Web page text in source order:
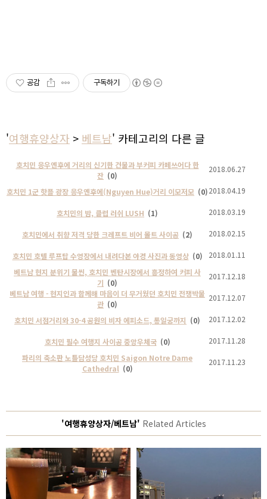
공감 구독하기
'여행휴양상자 > 베트남' 카테고리의 다른 글
호치민 응우옌후에 거리의 신기한 건물과 부커피 카페쓰어다 한
잔 (0)
2018.06.27
호치민 1군 핫플 광장 응우옌후에(Nguyen Hue)거리 이모저모 (0)2018.04.19
호치민의 밤, 클럽 러쉬 LUSH (1) 2018.03.19
호치민에서 취향 저격 당한 크레프트 비어 몰트 사이공 (2) 2018.02.15
호치민 호텔 루프탑 수영장에서 내려다본 야경 사진과 동영상 (0)
2018.01.11
베트남 현지 분위기 물씬, 호치민 벤탄시장에서 흥정하여 커피 사
기 (0)
2017.12.18
베트남 여행 - 현지인과 함께해 마음이 더 무거웠던 호치민 전쟁박물
관 (0)
2017.12.07
호치민 서점거리와 30-4 공원의 비자 에피소드, 통일궁까지 (0) 2017.12.02
호치민 필수 여행지 사이공 중앙우체국 (0)
2017.11.28
파리의 축소판 노틀담성당 호치민 Saigon Notre Dame
Cathedral (0)
2017.11.23
'여행휴양상자/베트남' Related Articles